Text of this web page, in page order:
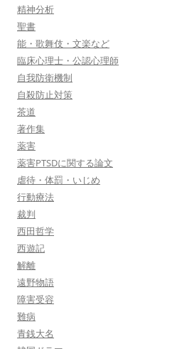
精神分析
聖書
能・歌舞伎・文楽など
臨床心理士・公認心理師
自我防衛機制
自殺防止対策
茶道
著作集
薬害
薬害PTSDに関する論文
虐待・体罰・いじめ
行動療法
裁判
西田哲学
西遊記
解離
遠野物語
障害受容
難病
青銭大名